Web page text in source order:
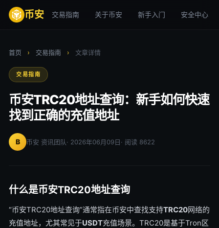
币安 交易指南 关于币安 新手入门 安全中心
首页 › 交易指南 › 文章详情
交易指南
币安TRC20地址查询：新手如何快速
找到正确的充值地址
B 币安 资讯团队· 2026年06月09日· 阅读 8622
什么是币安TRC20地址查询
“币安TRC20地址查询”通常指在币安中查找支持TRC20网络的
充值地址，尤其常见于USDT充值场景。TRC20是基于Tron区